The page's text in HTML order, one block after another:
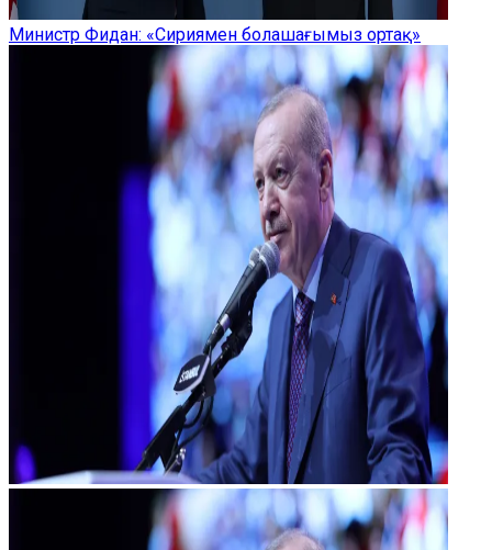
Министр Фидан: «Сириямен болашағымыз ортақ»